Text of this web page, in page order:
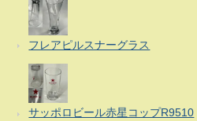
フレアピルスナーグラス
サッポロビール赤星コップR9510